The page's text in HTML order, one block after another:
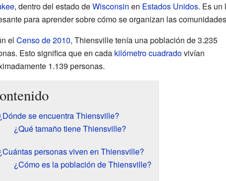
, dentro del estado deWisconsin en Estados Unidos. Es un
para aprender sobre cómo se organizan las
el Censo de 2010, Thiensville tenía una población de 3.235
Esto significa que en cada kilómetro cuadradovivían
1.139 personas.
se encuentra Thiensville?
¿Qué tamaño tiene Thiensville?
personas viven en Thiensville?
¿Cómo es la población de Thiensville?